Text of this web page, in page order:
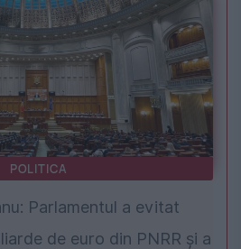
POLITICA
Parlamentul a evitat
de euro din PNRR și a